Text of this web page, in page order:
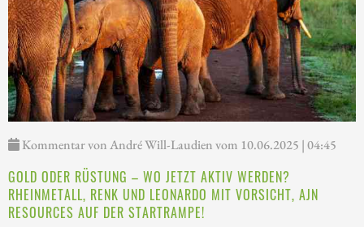
Kommentar von André Will-Laudien vom 10.06.2025 | 04:45
GOLD ODER RÜSTUNG – WO JETZT AKTIV WERDEN?
RHEINMETALL, RENK UND LEONARDO MIT VORSICHT, AJN
RESOURCES AUF DER STARTRAMPE!